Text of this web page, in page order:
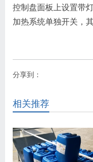
控制盘面板上设置带
加热系统单独开关，
分享到：
相关推荐